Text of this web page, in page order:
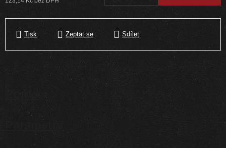
Tisk Zeptat se Sdílet